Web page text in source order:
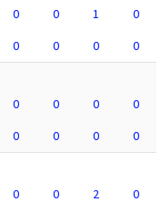
0 0 1
0
0 0 0
0
0 0 0
0
0 0 0
0
0 0 2
0